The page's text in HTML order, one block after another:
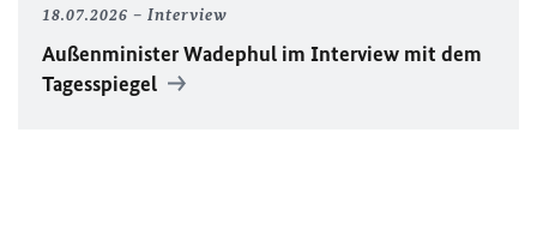
18.07.2026 Interview
Außenminister Wadephul im Interview mit dem
Tagesspiegel